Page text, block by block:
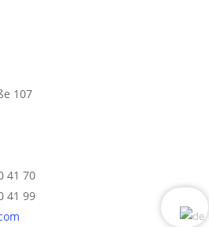
107
41 70
41 99